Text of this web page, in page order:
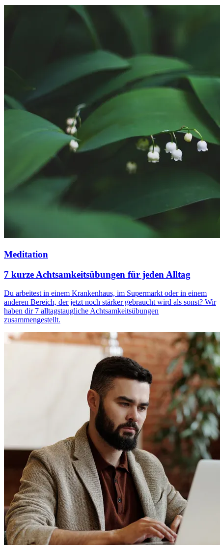
Meditation
7 kurze Achtsamkeitsübungen für jeden Alltag
Du arbeitest in einem Krankenhaus, im Supermarkt oder in einem
anderen Bereich, der jetzt noch stärker gebraucht wird als sonst? Wir
haben dir 7 alltagstaugliche Achtsamkeitsübungen
zusammengestellt.